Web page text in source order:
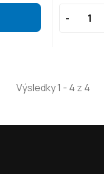
Výsledky 1 - 4 z 4